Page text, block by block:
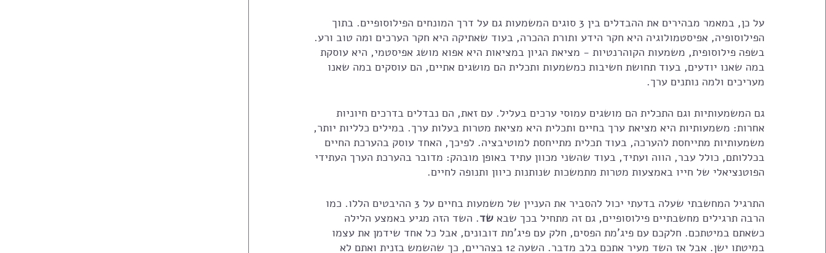
על כן, במאמר מבהירים את ההבדלים בין 3 סוגים המשמעות גם על דרך המונחים הפילוסופיים. בתוך
הפילוסופיה, אפיסטמולוגיה היא חקר הידע ותורת ההכרה, בעוד שאתיקה היא חקר הערכים ומה טוב ורע.
בשפה פילוסופית, משמעות הקוהרנטיות - מציאת הגיון במציאות היא אפוא מושג אפיסטמי, היא עוסקת
במה שאנו יודעים, בעוד תחושת חשיבות כמשמעות ותכלית הם מושגים אתיים, הם עוסקים במה שאנו
מעריכים ולמה נותנים ערך.
גם המשמעותיות וגם התכלית הם מושגים עמוסי ערכים בעליל. עם זאת, הם נבדלים בדרכים חיוניות
אחרות: משמעותיות היא מציאת ערך בחיים ותכלית היא מציאת מטרות בעלות ערך. במילים כלליות יותר,
משמעותיות מתייחסת להערכה, בעוד תכלית מתייחסת למוטיבציה. לפיכך, האחד עוסק בהערכת החיים
בכללותם, כולל עבר, הווה ועתיד, בעוד שהשני מכוון עתיד באופן מובהק: מדובר בהערכת הערך העתידי
הפוטנציאלי של חייו באמצעות מטרות מתמשכות שנותנות כיוון ותנופה לחיים.
התרגיל המחשבתי שעלה בדעתי יכול להסביר את העניין של משמעות בחיים על 3 ההיבטים הללו. כמו
הרבה תרגילים מחשבתיים פילוסופיים, גם זה מתחיל בכך שבא שד. השד הזה מגיע באמצע הלילה
כשאתם במיטתכם. חלקכם עם פיג'מת הפסים, חלק עם פיג'מת דובונים, אבל כל אחד שידמן את עצמו
במיטתו ישן. אבל אז השד מעיר אתכם בלב מדבר. השעה 12 בצהריים, כך שהשמש בזנית ואתם לא